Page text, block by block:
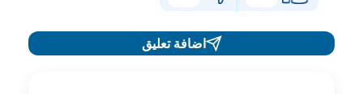
اضافة تعليق